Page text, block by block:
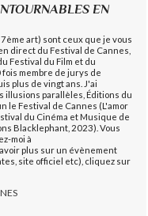
EN
art) sont ceux que je vous
direct du Festival de Cannes,
Festival du Film et du
fois membre de jurys de
plus de vingt ans. J'ai
illusions parallèles, Éditions du
le Festival de Cannes (L'amor
du Cinéma et Musique de
Blacklephant, 2023). Vous
moi à
plus sur un évènement
site officiel etc), cliquez sur